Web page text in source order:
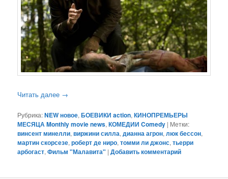
Читать далее →
Рубрика:NEW новое,БОЕВИКИ action,КИНОПРЕМЬЕРЫ
МЕСЯЦА Monthly movie news,КОМЕДИИ Comedy | Метки:
винсент минелли,виржини силла,дианна агрон,люк бессон,
мартин скорсезе,роберт де ниро,томми ли джонс,тьерри
арбогаст,Фильм "Малавита" |Добавить комментарий